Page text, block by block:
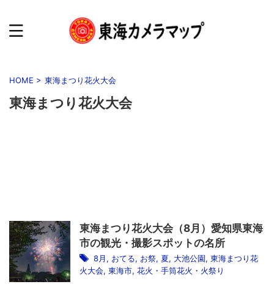
HOME > 東海まつり花火大会
東海まつり花火大会
東海まつり花火大会（8月）愛知県東海
市の観光・撮影スポットの名所
8月, おてる, お祭, 夏, 大池公園, 東海まつり花
火大会, 東海市, 花火・手筒花火・火祭り